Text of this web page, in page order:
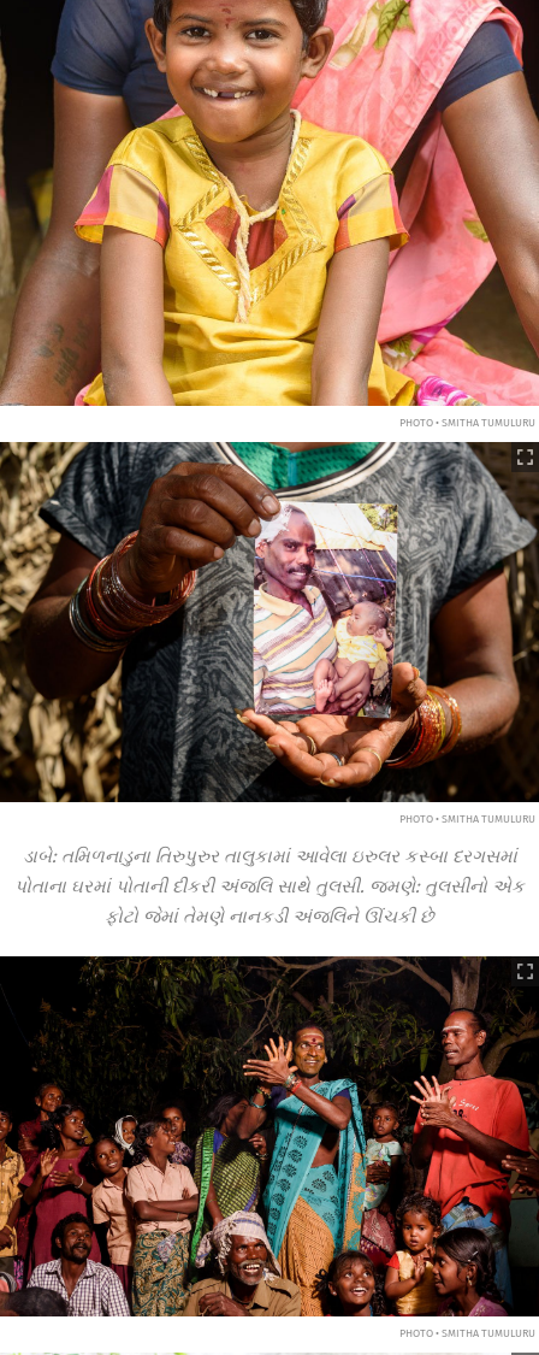
PHOTO • SMITHA TUMULURU
PHOTO • SMITHA TUMULURU
ડાબે: તમિળનાડુના તિરુપુરુર તાલુકામાં આવેલા ઇરુલર કસ્બા દરગસમાં
પોતાના ઘરમાં પોતાની દીકરી અંજલિ સાથે તુલસી. જમણે: તુલસીનો એક
ફોટો જેમાં તેમણે નાનકડી અંજલિને ઊંચકી છે
PHOTO • SMITHA TUMULURU